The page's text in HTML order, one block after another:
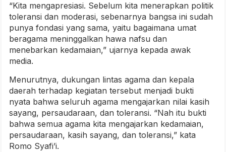
“Kita mengapresiasi. Sebelum kita menerapkan politik
toleransi dan moderasi, sebenarnya bangsa ini sudah
punya fondasi yang sama, yaitu bagaimana umat
beragama meninggalkan hawa nafsu dan
menebarkan kedamaian,” ujarnya kepada awak
media.
Menurutnya, dukungan lintas agama dan kepala
daerah terhadap kegiatan tersebut menjadi bukti
nyata bahwa seluruh agama mengajarkan nilai kasih
sayang, persaudaraan, dan toleransi. “Nah itu bukti
bahwa semua agama kita mengajarkan kedamaian,
persaudaraan, kasih sayang, dan toleransi,” kata
Romo Syafi’i.